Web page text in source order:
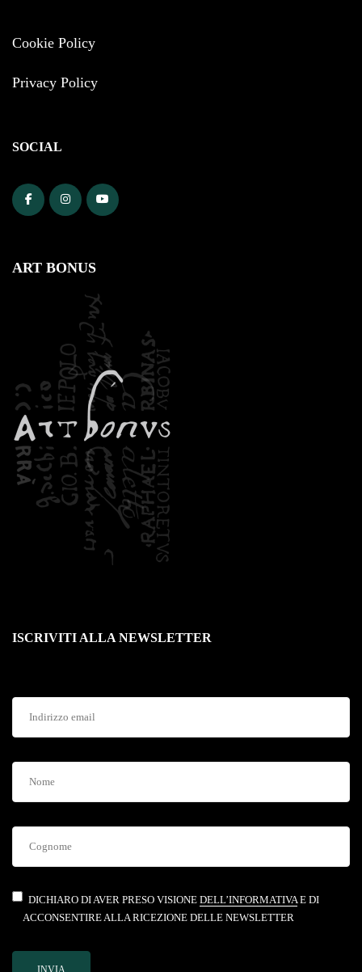
Cookie Policy
Privacy Policy
SOCIAL
ART BONUS
ISCRIVITI ALLA NEWSLETTER
DICHIARO DI AVER PRESO VISIONE DELL’INFORMATIVAE DI
ACCONSENTIRE ALLA RICEZIONE DELLE NEWSLETTER
INVIA